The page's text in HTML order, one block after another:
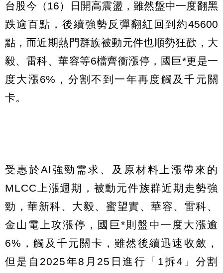
台股今（16）日開高震盪，雖然盤中一度翻黑
跌逾百點，後續強勢反彈翻紅回到約45600
點，而近期熱門群族被動元件也順勢狂歡，大
毅、雷科、華容等6檔齊衝漲停，國巨*更是一
度大漲6%，分割不到一年再度觸及千元關
卡。
受惠於AI強勁需求、及原材料上漲帶來的
MLCC上漲週期，被動元件族群近期走勢強
勁，華新科、大毅、蜜望實、華容、雷科、
金山電上攻漲停，國巨*則盤中一度大漲逾
6%，觸及千元關卡，雖然後續迅速收斂，
但是自2025年8月25日進行「1拆4」分割